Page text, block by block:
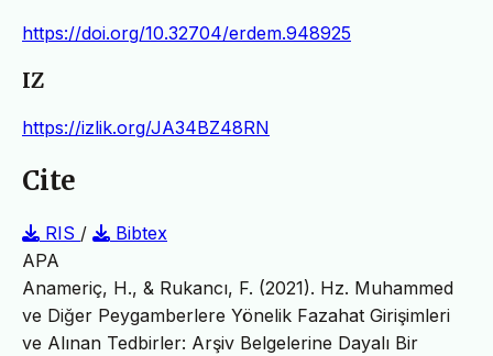
https://doi.org/10.32704/erdem.948925
IZ
https://izlik.org/JA34BZ48RN
Cite
RIS /
Bibtex
APA
Anameriç, H., & Rukancı, F. (2021). Hz. Muhammed
ve Diğer Peygamberlere Yönelik Fazahat Girişimleri
ve Alınan Tedbirler: Arşiv Belgelerine Dayalı Bir